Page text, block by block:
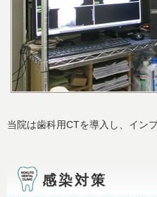
当院は歯科用CTを導入し、イン
感染対策